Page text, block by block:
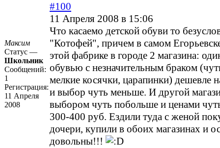
Максим
Статус —
Школьник
Сообщений:
1
Регистрация:
11 Апреля
2008
#100
11 Апреля 2008 в 15:06
Что касаемо детской обуви то
"Котофей", причем в самом
этой фабрике в городе 2 магазина:
обувью с незначительным браком
мелкие косячки, царапинки) дешевле
и выбор чуть меньше. И другой
выбором чуть побольше и ценами
300-400 руб. Ездили туда с женой
дочери, купили в обоих магазинах и
довольны!!!